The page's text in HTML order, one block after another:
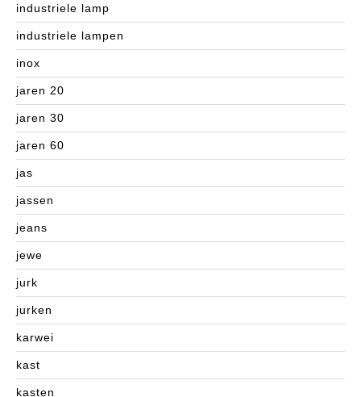
industriele lamp
industriele lampen
inox
jaren 20
jaren 30
jaren 60
jas
jassen
jeans
jewe
jurk
jurken
karwei
kast
kasten